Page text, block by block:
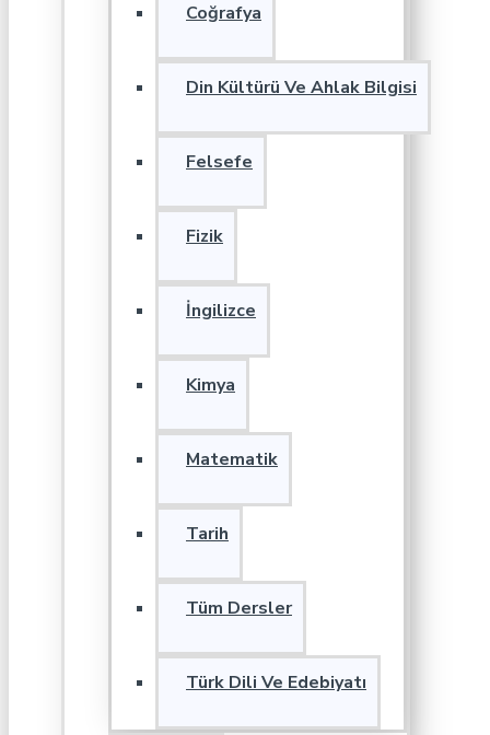
Coğrafya
Din Kültürü Ve Ahlak Bilgisi
Felsefe
Fizik
İngilizce
Kimya
Matematik
Tarih
Tüm Dersler
Türk Dili Ve Edebiyatı